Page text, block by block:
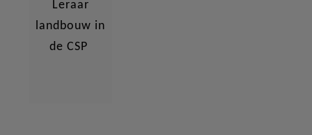
Leraar
landbouw in
de CSP